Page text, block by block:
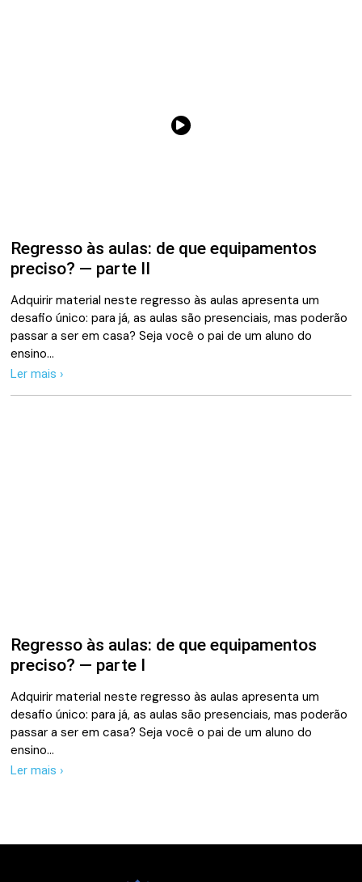
Regresso às aulas: de que equipamentos
preciso? — parte II
Adquirir material neste regresso às aulas apresenta um
desafio único: para já, as aulas são presenciais, mas poderão
passar a ser em casa? Seja você o pai de um aluno do
ensino…
Ler mais ›
Regresso às aulas: de que equipamentos
preciso? — parte I
Adquirir material neste regresso às aulas apresenta um
desafio único: para já, as aulas são presenciais, mas poderão
passar a ser em casa? Seja você o pai de um aluno do
ensino…
Ler mais ›